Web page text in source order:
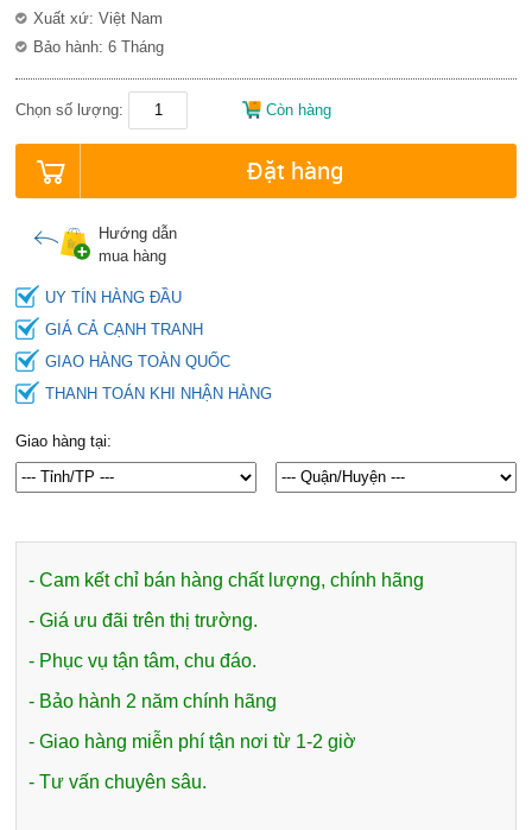
Xuất xứ: Việt Nam
Bảo hành: 6 Tháng
Chọn số lượng: Còn hàng
Đặt hàng
Hướng dẫn
mua hàng
UY TÍN HÀNG ĐẦU
GIÁ CẢ CẠNH TRANH
GIAO HÀNG TOÀN QUỐC
THANH TOÁN KHI NHẬN HÀNG
Giao hàng tại:
- Cam kết chỉ bán hàng chất lượng, chính hãng
- Giá ưu đãi trên thị trường.
- Phục vụ tận tâm, chu đáo.
- Bảo hành 2 năm chính hãng
- Giao hàng miễn phí tận nơi từ 1-2 giờ
- Tư vấn chuyên sâu.